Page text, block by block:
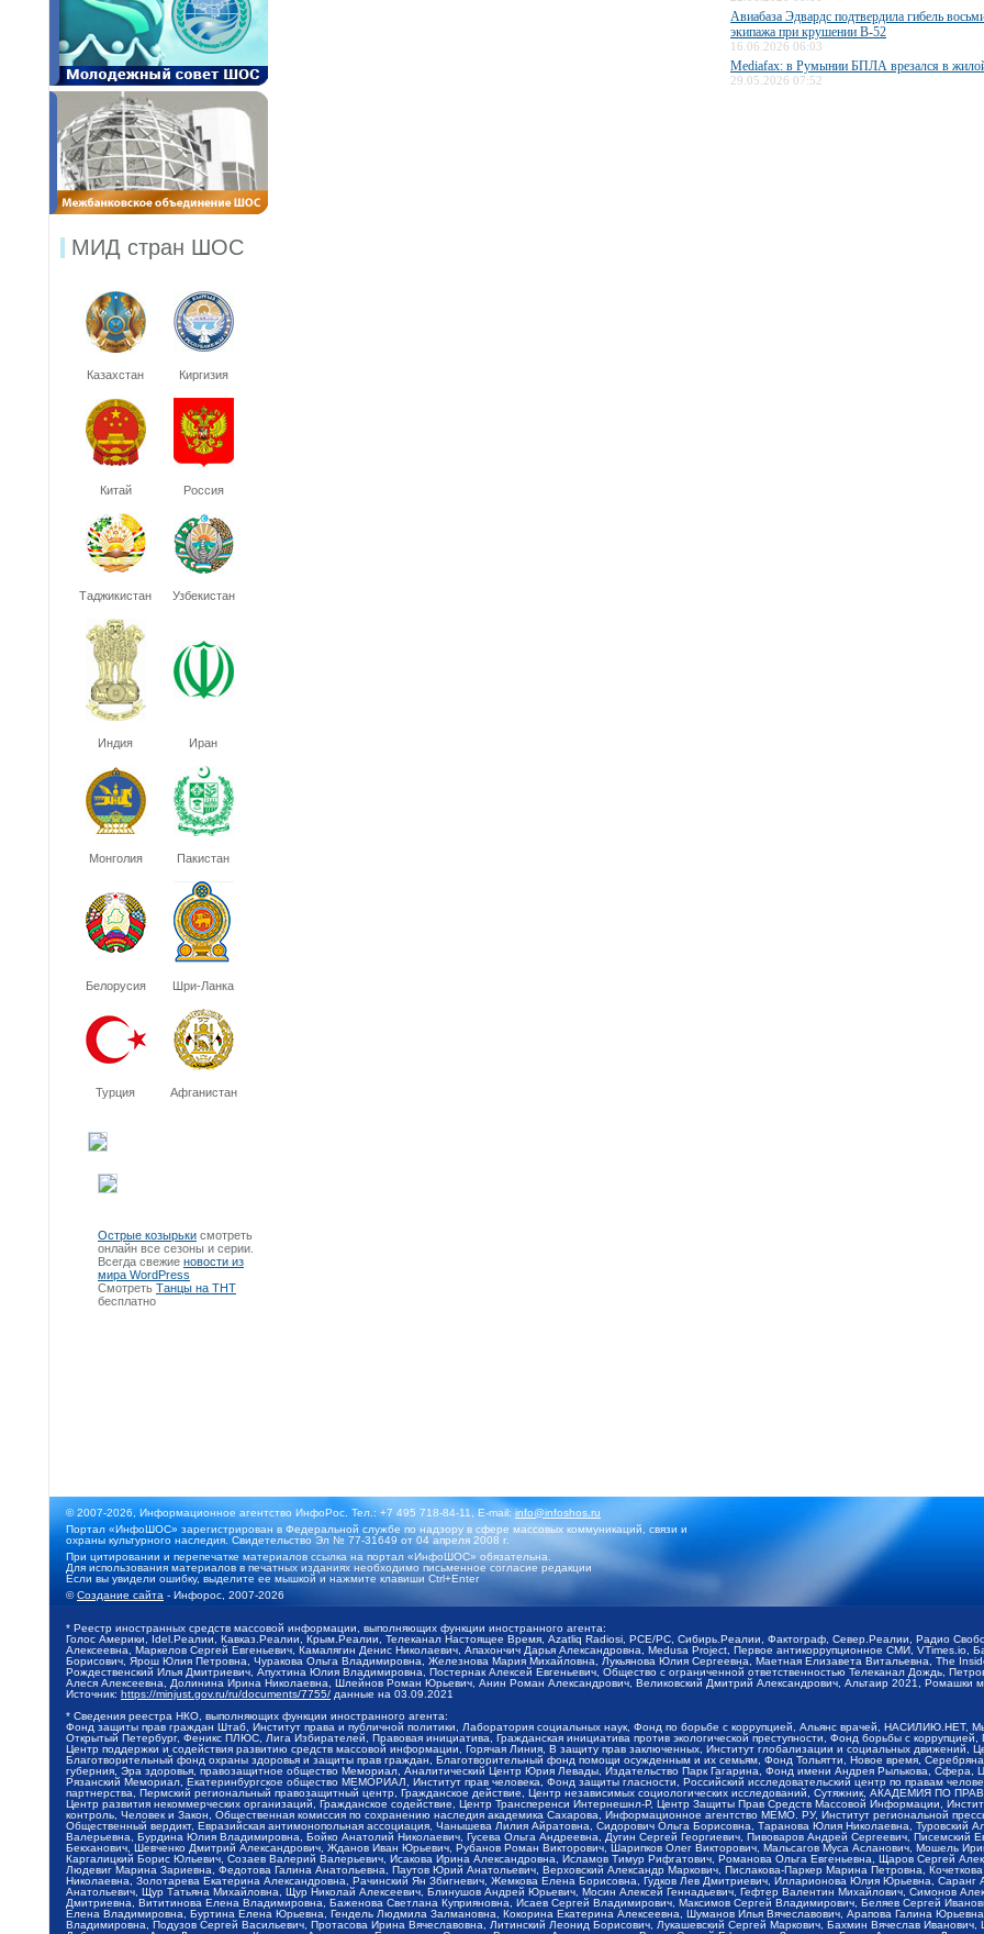
МИД стран ШОС
Казахстан Киргизия
Китай Россия
Таджикистан Узбекистан
Индия Иран
Монголия Пакистан
Белорусия Шри-Ланка
Турция Афганистан
Острые козырьки смотреть
онлайн все сезоны и серии.
Всегда свежие новости из
мира WordPress
Смотреть Танцы на ТНТ
бесплатно
Авиабаза Эдвардс подтвердила гибель
экипажа при крушении B-52
16.06.2026 06:03
Mediafax: в Румынии БПЛА врезался в
29.05.2026 07:52
© 2007-2026, Информационное агентство ИнфоРос. Тел.: +7 495 718-84-11, E-mail:info@infoshos.ru
Портал «ИнфоШОС» зарегистрирован в Федеральной службе по надзору в сфере массовых коммуникаций, связи и
охраны культурного наследия. Свидетельство Эл № 77-31649 от 04 апреля 2008 г.
При цитировании и перепечатке материалов ссылка на портал «ИнфоШОС» обязательна.
Для использования материалов в печатных изданиях необходимо письменное согласие редакции
Если вы увидели ошибку, выделите ее мышкой и нажмите клавиши Ctrl+Enter
©Создание сайта - Инфорос, 2007-2026
* Реестр иностранных средств массовой информации, выполняющих функции иностранного агента:
Голос Америки, Idel.Реалии, Кавказ.Реалии, Крым.Реалии, Телеканал Настоящее Время, Azatliq Radiosi, PCE/PC, Сибирь.Реалии, Фактограф, Север.Реалии, Радио
Алексеевна, Маркелов Сергей Евгеньевич, Камалягин Денис Николаевич, Апахончич Дарья Александровна, Medusa Project, Первое антикоррупционное СМИ,
Борисович, Ярош Юлия Петровна, Чуракова Ольга Владимировна, Железнова Мария Михайловна, Лукьянова Юлия Сергеевна, Маетная Елизавета Витальевна, The
Рождественский Илья Дмитриевич, Апухтина Юлия Владимировна, Постернак Алексей Евгеньевич, Общество с ограниченной ответственностью Телеканал Дождь,
Алеся Алексеевна, Долинина Ирина Николаевна, Шлейнов Роман Юрьевич, Анин Роман Александрович, Великовский Дмитрий Александрович, Альтаир 2021, Ромашки
Источник: https://minjust.gov.ru/ru/documents/7755/ данные на 03.09.2021
* Сведения реестра НКО, выполняющих функции иностранного агента:
Фонд защиты прав граждан Штаб, Институт права и публичной политики, Лаборатория социальных наук, Фонд по борьбе с коррупцией, Альянс врачей,
Открытый Петербург, Феникс ПЛЮС, Лига Избирателей, Правовая инициатива, Гражданская инициатива против экологической преступности, Фонд борьбы с
Центр поддержки и содействия развитию средств массовой информации, Горячая Линия, В защиту прав заключенных, Институт глобализации и социальных
Благотворительный фонд охраны здоровья и защиты прав граждан, Благотворительный фонд помощи осужденным и их семьям, Фонд Тольятти, Новое время,
губерния, Эра здоровья, правозащитное общество Мемориал, Аналитический Центр Юрия Левады, Издательство Парк Гагарина, Фонд имени Андрея Рылькова,
Рязанский Мемориал, Екатеринбургское общество МЕМОРИАЛ, Институт прав человека, Фонд защиты гласности, Российский исследовательский центр по правам
партнерства, Пермский региональный правозащитный центр, Гражданское действие, Центр независимых социологических исследований, Сутяжник, АКАДЕМИЯ ПО
Центр развития некоммерческих организаций, Гражданское содействие, Центр Трансперенси Интернешнл-Р, Центр Защиты Прав Средств Массовой Информации,
контроль, Человек и Закон, Общественная комиссия по сохранению наследия академика Сахарова, Информационное агентство МЕМО. РУ, Институт региональной
Общественный вердикт, Евразийская антимонопольная ассоциация, Чанышева Лилия Айратовна, Сидорович Ольга Борисовна, Таранова Юлия Николаевна, Туровский
Валерьевна, Бурдина Юлия Владимировна, Бойко Анатолий Николаевич, Гусева Ольга Андреевна, Дугин Сергей Георгиевич, Пивоваров Андрей Сергеевич, Писемский
Бекханович, Шевченко Дмитрий Александрович, Жданов Иван Юрьевич, Рубанов Роман Викторович, Шарипков Олег Викторович, Мальсагов Муса Асланович, Мошель
Каргалицкий Борис Юльевич, Созаев Валерий Валерьевич, Исакова Ирина Александровна, Исламов Тимур Рифгатович, Романова Ольга Евгеньевна, Щаров Сергей
Людевиг Марина Зариевна, Федотова Галина Анатольевна, Паутов Юрий Анатольевич, Верховский Александр Маркович, Пислакова-Паркер Марина Петровна,
Николаевна, Золотарева Екатерина Александровна, Рачинский Ян Збигневич, Жемкова Елена Борисовна, Гудков Лев Дмитриевич, Илларионова Юлия Юрьевна,
Анатольевич, Щур Татьяна Михайловна, Щур Николай Алексеевич, Блинушов Андрей Юрьевич, Мосин Алексей Геннадьевич, Гефтер Валентин Михайлович, Симонов
Дмитриевна, Вититинова Елена Владимировна, Баженова Светлана Куприяновна, Исаев Сергей Владимирович, Максимов Сергей Владимирович, Беляев Сергей
Елена Владимировна, Буртина Елена Юрьевна, Гендель Людмила Залмановна, Кокорина Екатерина Алексеевна, Шуманов Илья Вячеславович, Арапова Галина
Владимировна, Подузов Сергей Васильевич, Протасова Ирина Вячеславовна, Литинский Леонид Борисович, Лукашевский Сергей Маркович, Бахмин Вячеслав